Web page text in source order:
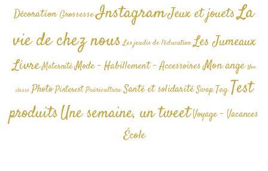
Décoration GrossesseInstagramJeux et jouetsLa
vie de chez nous Les jeudis de l'éducation Les Jumeaux
Livre Maternité Mode - Habillement - AccessoiresMon ange Non
classé Photo Pinterest Puériculture Santé et solidarité Swap TagTest
produitsUne semaine, un tweetVoyage - Vacances
École